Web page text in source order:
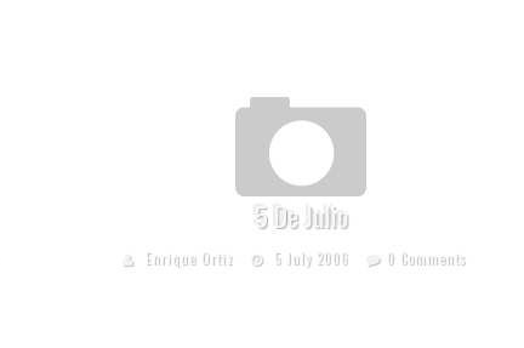
5 De Julio
Enrique Ortiz 5 July 2006 0 Comments